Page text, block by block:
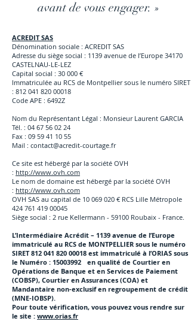
avant de vous engager. »
ACREDIT SAS
Dénomination sociale : ACREDIT SAS
Adresse du siège social : 1139 avenue de l’Europe 34170
CASTELNAU-LE-LEZ
Capital social : 30 000 €
Immatriculée au RCS de Montpellier sous le numéro SIRET
: 812 041 820 00018
Code APE : 6492Z
Nom du Représentant Légal : Monsieur Laurent GARCIA
Tél. : 04 67 56 02 24
Fax : 09 59 41 10 55
Mail : contact@acredit-courtage.fr
Ce site est hébergé par la société OVH
: http://www.ovh.com
Le nom de domaine est hébergé par la société OVH
: http://www.ovh.com
OVH SAS au capital de 10 069 020 € RCS Lille Métropole
424 761 419 00045
Siège social : 2 rue Kellermann - 59100 Roubaix - France.
L’Intermédiaire Acrédit – 1139 avenue de l’Europe
immatriculé au RCS de MONTPELLIER sous le numéro
SIRET 812 041 820 00018 est immatriculé à l’ORIAS sous
le Numéro : 15003992 en qualité de Courtier en
Opérations de Banque et en Services de Paiement
(COBSP), Courtier en Assurances (COA) et
Mandantaire non-exclusif en regroupement de crédit
(MNE-IOBSP).
Pour toute vérification, vous pouvez vous rendre sur
le site : www.orias.fr